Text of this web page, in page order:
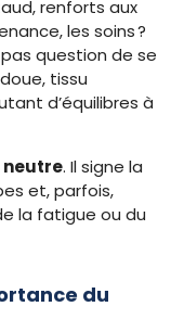
renforts aux
les soins ?
question de se
tissu
d’équilibres à
neutre. Il signe la
et, parfois,
la fatigue ou du
du